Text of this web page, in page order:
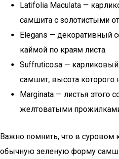
Latifolia Maculata —
самшита с золотистыми
Elegans — декоративный
каймой по краям листа.
Suffruticosa —
самшит, высота
Marginata — листья этого
желтоватыми
Важно помнить, что в суровом
обычную зеленую форму